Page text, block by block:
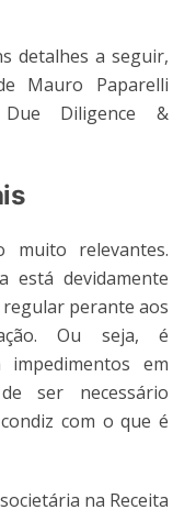
detalhes a seguir,
Mauro Paparelli
Diligence &
muito relevantes.
está devidamente
perante aos
Ou seja, é
em
ser necessário
com o que é
na Receita